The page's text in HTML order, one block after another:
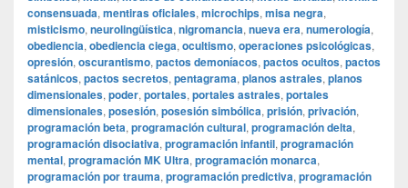
consensuada, mentiras oficiales, microchips, misa negra,
misticismo, neurolingüística, nigromancia, nueva era, numerología,
obediencia, obediencia ciega, ocultismo, operaciones psicológicas,
opresión, oscurantismo, pactos demoníacos, pactos ocultos, pactos
satánicos, pactos secretos, pentagrama, planos astrales, planos
dimensionales, poder, portales, portales astrales, portales
dimensionales, posesión, posesión simbólica, prisión, privación,
programación beta, programación cultural, programación delta,
programación disociativa, programación infantil, programación
mental, programación MK Ultra, programación monarca,
programación por trauma, programación predictiva, programación